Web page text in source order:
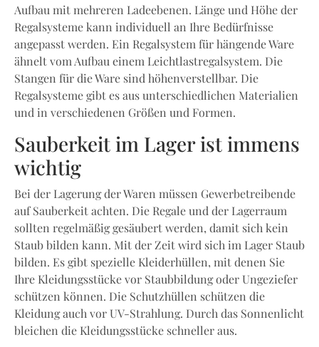
Aufbau mit mehreren Ladeebenen. Länge und Höhe der
Regalsysteme kann individuell an Ihre Bedürfnisse
angepasst werden. Ein Regalsystem für hängende Ware
ähnelt vom Aufbau einem Leichtlastregalsystem. Die
Stangen für die Ware sind höhenverstellbar. Die
Regalsysteme gibt es aus unterschiedlichen Materialien
und in verschiedenen Größen und Formen.
Sauberkeit im Lager ist immens
wichtig
Bei der Lagerung der Waren müssen Gewerbetreibende
auf Sauberkeit achten. Die Regale und der Lagerraum
sollten regelmäßig gesäubert werden, damit sich kein
Staub bilden kann. Mit der Zeit wird sich im Lager Staub
bilden. Es gibt spezielle Kleiderhüllen, mit denen Sie
Ihre Kleidungsstücke vor Staubbildung oder Ungeziefer
schützen können. Die Schutzhüllen schützen die
Kleidung auch vor UV-Strahlung. Durch das Sonnenlicht
bleichen die Kleidungsstücke schneller aus.